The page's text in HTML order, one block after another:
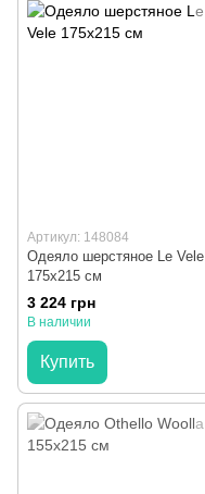
Артикул: 148084
Одеяло шерстяное Le Vele
175x215 см
3 224 грн
В наличии
Купить